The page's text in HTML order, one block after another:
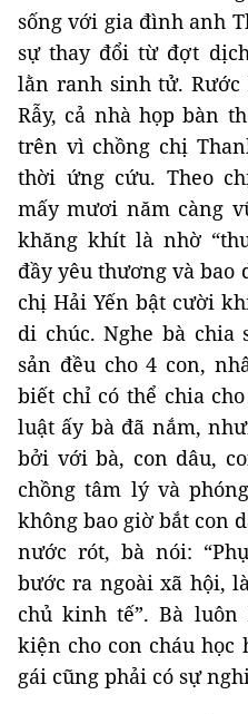
sống với gia đình anh
sự thay đổi từ đợt
lằn ranh sinh tử.
Rẫy, cả nhà họp bàn
trên vì chồng chị
thời ứng cứu. Theo
mấy mươi năm càng
khăng khít là nhờ
đầy yêu thương và bao
chị Hải Yến bật cười
di chúc. Nghe bà chia
sản đều cho 4 con,
biết chỉ có thể chia
luật ấy bà đã nắm,
bởi với bà, con dâu,
chồng tâm lý và
không bao giờ bắt con
nước rót, bà nói:
bước ra ngoài xã hội,
chủ kinh tế”. Bà
kiện cho con cháu
gái cũng phải có sự